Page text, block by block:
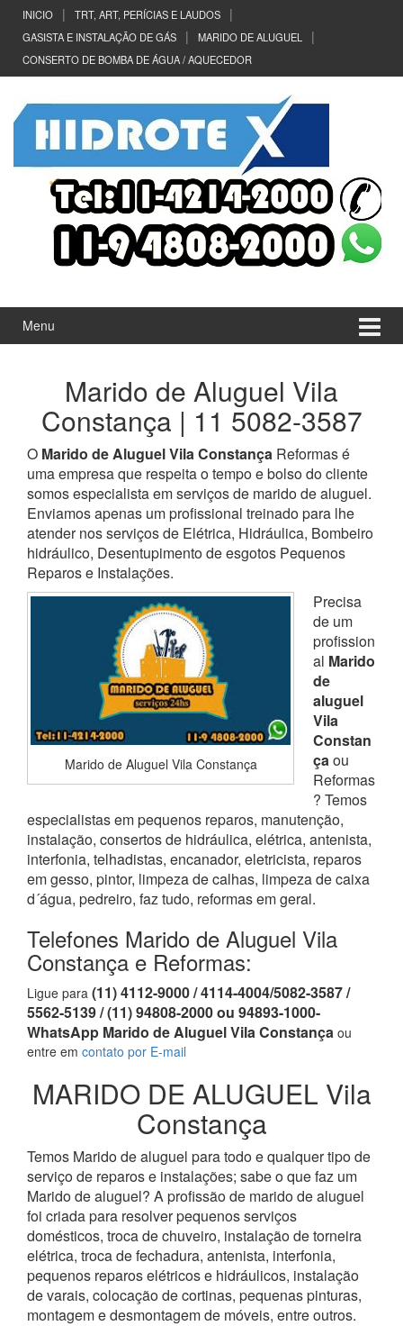
Conteúdo
Pular
menu
principal
INICIO
TRT, ART, PERÍCIAS E LAUDOS
GASISTA E INSTALAÇÃO DE GÁS
MARIDO DE ALUGUEL
CONSERTO DE BOMBA DE ÁGUA / AQUECEDOR
Menu
Marido de Aluguel Vila
Constança | 11 5082-3587
O Marido de Aluguel Vila Constança Reformas é
uma empresa que respeita o tempo e bolso do cliente
somos especialista em serviços de marido de aluguel.
Enviamos apenas um profissional treinado para lhe
atender nos serviços de Elétrica, Hidráulica, Bombeiro
hidráulico, Desentupimento de esgotos Pequenos
Reparos e Instalações.
Marido de Aluguel Vila Constança
Precisa
de um
profission
al Marido
de
aluguel
Vila
Constan
çaou
Reformas
? Temos
especialistas em pequenos reparos, manutenção,
instalação, consertos de hidráulica, elétrica, antenista,
interfonia, telhadistas, encanador, eletricista, reparos
em gesso, pintor, limpeza de calhas, limpeza de caixa
d´água, pedreiro, faz tudo, reformas em geral.
Telefones Marido de Aluguel Vila
Constança e Reformas:
Ligue para (11) 4112-9000 / 4114-4004/5082-3587 /
5562-5139 / (11) 94808-2000 ou 94893-1000-
WhatsApp Marido de Aluguel Vila Constança ou
entre em contato por E-mail
MARIDO DE ALUGUEL Vila
Constança
Temos Marido de aluguel para todo e qualquer tipo de
serviço de reparos e instalações; sabe o que faz um
Marido de aluguel? A profissão de marido de aluguel
foi criada para resolver pequenos serviços
domésticos, troca de chuveiro, instalação de torneira
elétrica, troca de fechadura, antenista, interfonia,
pequenos reparos elétricos e hidráulicos, instalação
de varais, colocação de cortinas, pequenas pinturas,
montagem e desmontagem de móveis, entre outros.